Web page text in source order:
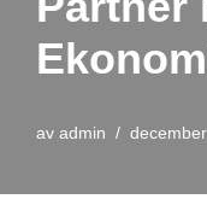
av admin